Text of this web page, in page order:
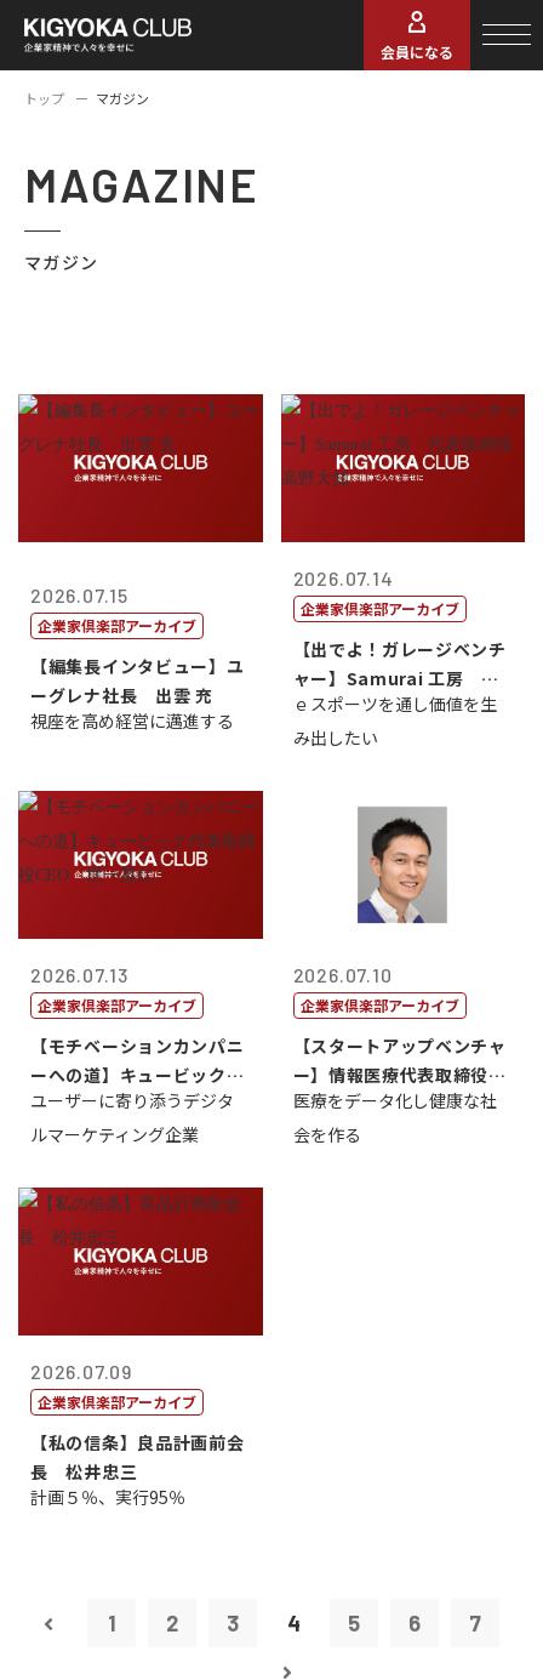
会員になる
トップ マガジン
MAGAZINE
マガジン
2026.07.15
企業家倶楽部アーカイブ
【編集長インタビュー】ユ
ーグレナ社長 出雲 充
視座を高め経営に邁進する
2026.07.14
企業家倶楽部アーカイブ
【出でよ！ガレージベンチ
ャー】Samurai 工房 代
表取締...
ｅスポーツを通し価値を生
み出したい
2026.07.13
企業家倶楽部アーカイブ
【モチベーションカンパニ
ーへの道】キュービック代
表取締役CE...
ユーザーに寄り添うデジタ
ルマーケティング企業
2026.07.10
企業家倶楽部アーカイブ
【スタートアップベンチャ
ー】情報医療代表取締役
原 聖吾
医療をデータ化し健康な社
会を作る
2026.07.09
企業家倶楽部アーカイブ
【私の信条】良品計画前会
長 松井忠三
計画５％、実行95％
1 2 3 4 5 6 7